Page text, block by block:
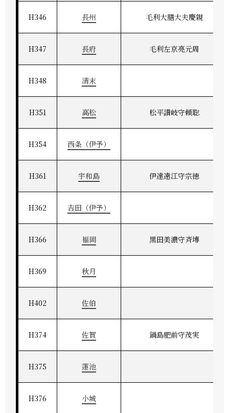
H346 長州 毛利大膳大夫慶親
H347 長府 毛利左京亮元周
H348 清末
H351 高松 松平讃岐守頼聡
H354 西条（伊予）
H361 宇和島 伊達遠江守宗徳
H362 吉田（伊予）
H366 福岡 黒田美濃守斉塼
H369 秋月
H402 佐伯
H374 佐賀 鍋島肥前守茂実
H375 蓮池
H376 小城